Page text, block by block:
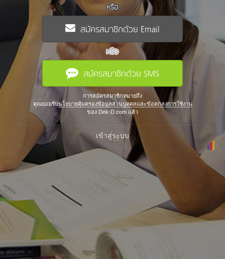
หรือ
สมัครสมาชิกด้วย Email
หรือ
สมัครสมาชิกด้วย SMS
การสมัครสมาชิกหมายถึง
คุณยอมรับนโยบายคุ้มครองข้อมูลส่วนบุคคลและข้อตกลงการใช้งาน
ของ Dek-D.com แล้ว
เข้าสู่ระบบ